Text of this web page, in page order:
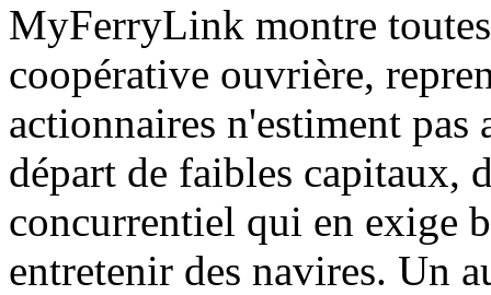
MyFerryLink montre
coopérative ouvrière,
actionnaires n'estiment pas
départ de faibles capitaux,
concurrentiel qui en exige
entretenir des navires. Un